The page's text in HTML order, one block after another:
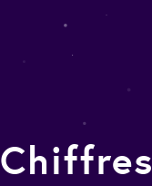
Chiffres